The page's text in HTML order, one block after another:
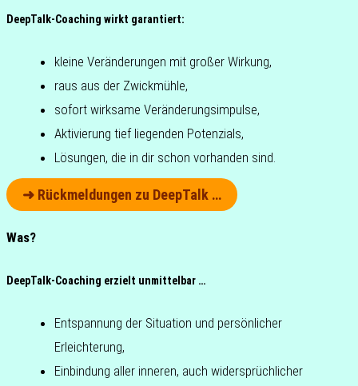
DeepTalk-Coaching wirkt garantiert:
kleine Ver­än­de­run­gen mit großer Wirkung,
raus aus der Zwickmühle,
sofort wirk­sa­me Veränderungsimpulse,
Akti­vie­rung tief lie­gen­den Potenzials,
Lösun­gen, die in dir schon vor­han­den sind.
➜ Rück­mel­dun­gen zu DeepTalk …
Was?
DeepTalk-Coaching erzielt unmittelbar …
Ent­span­nung der Situa­ti­on und per­sön­li­cher
Erleichterung,
Ein­bin­dung aller inne­ren, auch wider­sprüch­li­cher